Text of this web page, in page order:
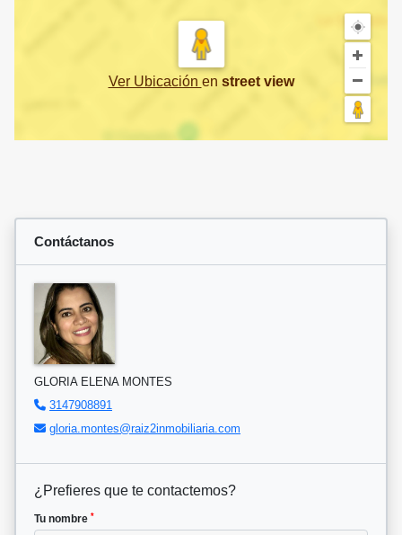
Ver Ubicación en street view
Contáctanos
GLORIA ELENA MONTES
3147908891
gloria.montes@raiz2inmobiliaria.com
¿Prefieres que te contactemos?
Tu nombre *